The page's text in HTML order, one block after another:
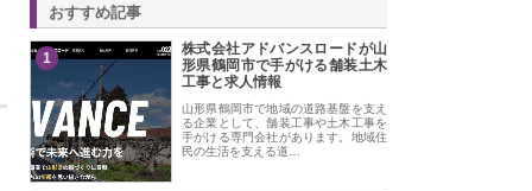
おすすめ記事
1
株式会社アドバンスロードが山
形県鶴岡市で手がける舗装土木
工事と求人情報
山形県鶴岡市で地域の道路基盤を支え
る企業として、舗装工事や土木工事を
手がける専門会社があります。地域住
民の生活を支える道…